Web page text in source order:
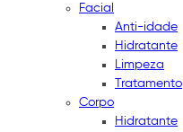
Facial
Anti-idade
Hidratante
Limpeza
Tratamento
Corpo
Hidratante